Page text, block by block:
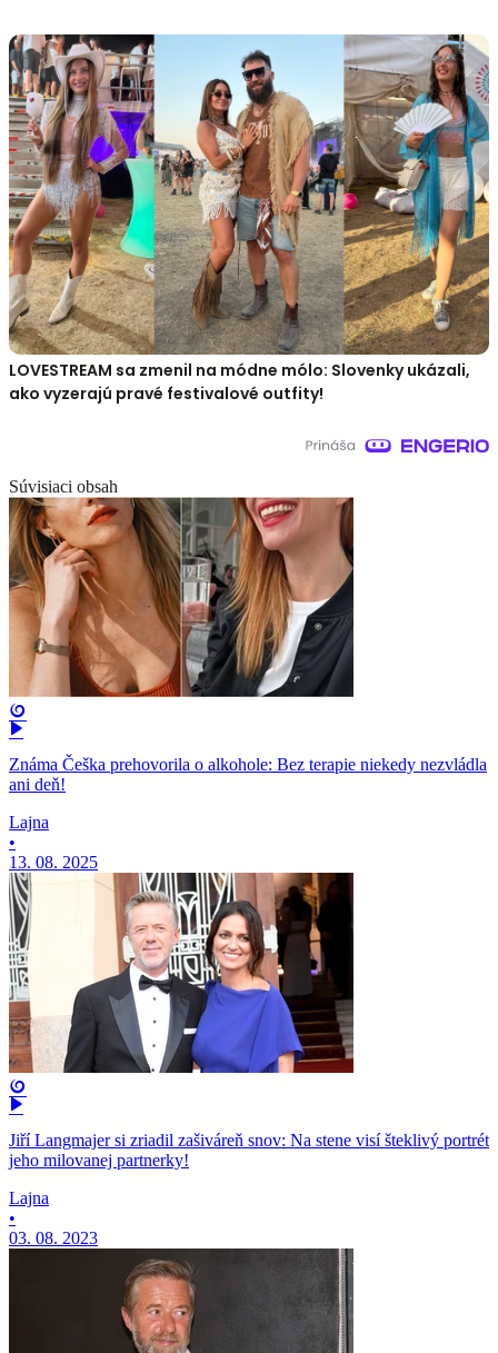
LOVESTREAM sa zmenil na módne mólo: Slovenky ukázali,
ako vyzerajú pravé festivalové outfity!
Súvisiaci obsah
Známa Češka prehovorila o alkohole: Bez terapie niekedy nezvládla
ani deň!
Lajna
•
13. 08. 2025
Jiří Langmajer si zriadil zašiváreň snov: Na stene visí šteklivý portrét
jeho milovanej partnerky!
Lajna
•
03. 08. 2023